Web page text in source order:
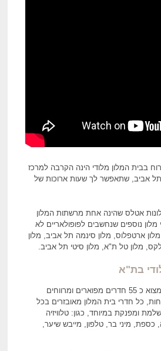
בבית המלון מלודי הינה הקרבה למרכז
אביב, שתאפשר לך שעות ארוכות של
אטלס שהינה אחת מרשתות המלון
נוספים שנחשבים לפופולאריים לא
ארטפלוס, מלון סינמה תל אביב, מלון
מלון טל ת"א, מלון סיטי תל אביב.
בת"א
בבית המלון מלודי ניתן למצוא כ 55 חדרים מפוארים ומרווחים
מרווחות, כל חדרי בית המלון מאובזרים בכל
ומפנקת במיוחד, כגון: טלוויזיה
מיני בר, טלפון, מייבש שיער,